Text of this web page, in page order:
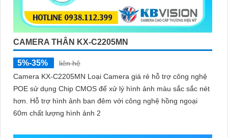
CAMERA THÂN KX-C2205MN
5%-35%
liên hệ
Camera KX-C2205MN Loại Camera giá rẻ hỗ trợ công nghệ
POE sử dụng Chip CMOS để xử lý hình ảnh màu sắc sắc nét
hơn. Hỗ trợ hình ảnh ban đêm với công nghệ hồng ngoại
60m chất lượng hình ảnh 2